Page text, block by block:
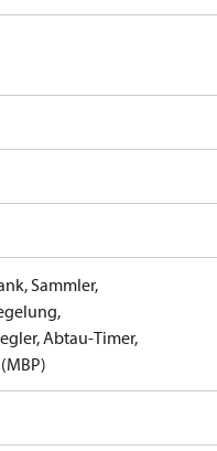
Sammler,
Abtau‑Timer,